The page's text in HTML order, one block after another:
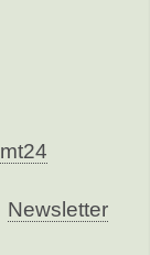
Newsletter